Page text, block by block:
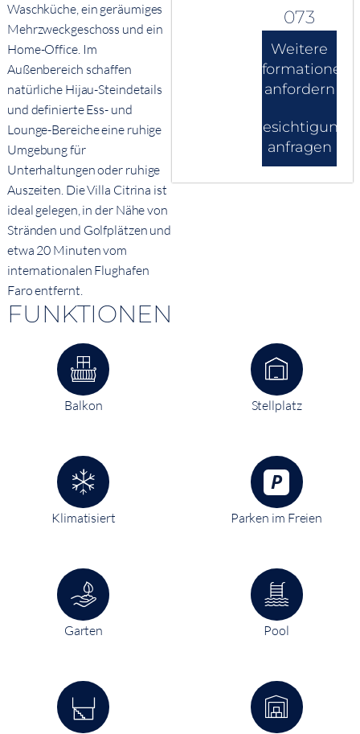
Waschküche, ein geräumiges
Mehrzweckgeschoss und ein
Home-Office. Im
Außenbereich schaffen
natürliche Hijau-Steindetails
und definierte Ess- und
Lounge-Bereiche eine ruhige
Umgebung für
Unterhaltungen oder ruhige
Auszeiten. Die Villa Citrina ist
ideal gelegen, in der Nähe von
Stränden und Golfplätzen und
etwa 20 Minuten vom
internationalen Flughafen
Faro entfernt.
073
Weitere
Informationen
anfordern
Besichtigung
anfragen
FUNKTIONEN
Balkon Stellplatz
Klimatisiert Parken im Freien
Garten Pool